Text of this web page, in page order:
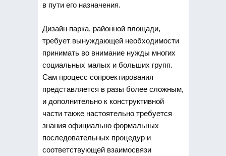
в пути его назначения.
Дизайн парка, районной площади,
требует вынуждающей необходимости
принимать во внимание нужды многих
социальных малых и больших групп.
Сам процесс сопроектирования
представляется в разы более сложным,
и дополнительно к конструктивной
части также настоятельно требуется
знания официально формальных
последовательных процедур и
соответствующей взаимосвязи